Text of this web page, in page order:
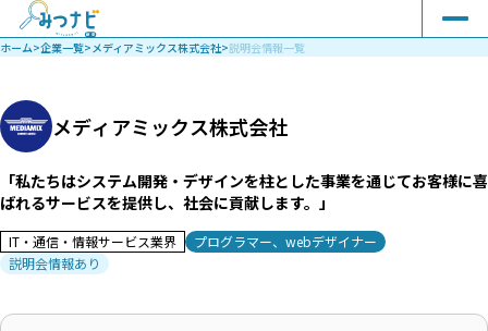
ホーム>企業一覧>メディアミックス株式会社>説明会情報一覧
メディアミックス株式会社
「私たちはシステム開発・デザインを柱とした事業を通じてお客様に喜
ばれるサービスを提供し、社会に貢献します。」
IT・通信・情報サービス業界
プログラマー、webデザイナー
説明会情報あり